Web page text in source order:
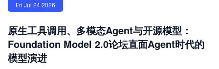
Fri Jul 24 2026
原生工具调用、多模态Agent与开源模型：
Foundation Model 2.0论坛直面Agent时代的
模型演进